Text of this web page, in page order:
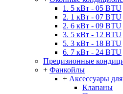
1. 5 кВт - 05 BTU
2. 1 кВт - 07 BTU
2. 6 кВт - 09 BTU
3. 5 кВт - 12 BTU
5. 3 кВт - 18 BTU
6. 7 кВт - 24 BTU
Прецизионные
+ Фанкойлы
+ Аксессуары
Клапаны